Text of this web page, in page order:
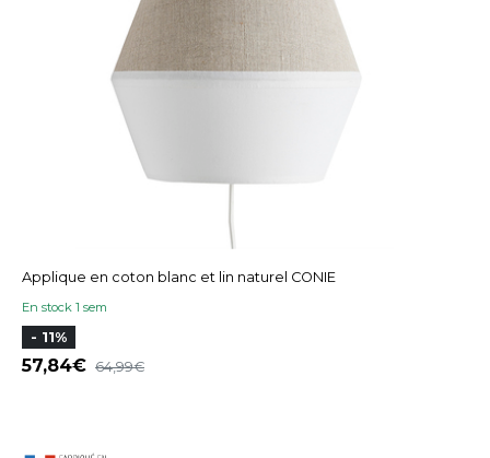
Applique en coton blanc et lin naturel CONIE
En stock 1 sem
- 11%
57,84 64,99